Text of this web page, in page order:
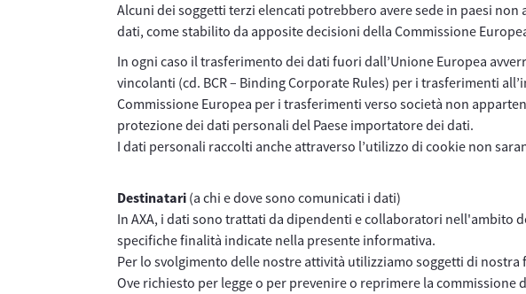
Alcuni dei soggetti terzi elencati potrebbero avere sede in paesi
dati, come stabilito da apposite decisioni della Commissione
In ogni caso il trasferimento dei dati fuori dall’Unione Europea
vincolanti (cd. BCR – Binding Corporate Rules) per i trasferimenti
Commissione Europea per i trasferimenti verso società non
protezione dei dati personali del Paese importatore dei dati.
I dati personali raccolti anche attraverso l’utilizzo di cookie non
Destinatari (a chi e dove sono comunicati i dati)
In AXA, i dati sono trattati da dipendenti e collaboratori
specifiche finalità indicate nella presente informativa.
Per lo svolgimento delle nostre attività utilizziamo soggetti di
Ove richiesto per legge o per prevenire o reprimere la